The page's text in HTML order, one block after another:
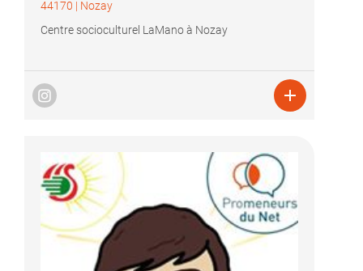
44170 | Nozay
Centre socioculturel LaMano à Nozay
